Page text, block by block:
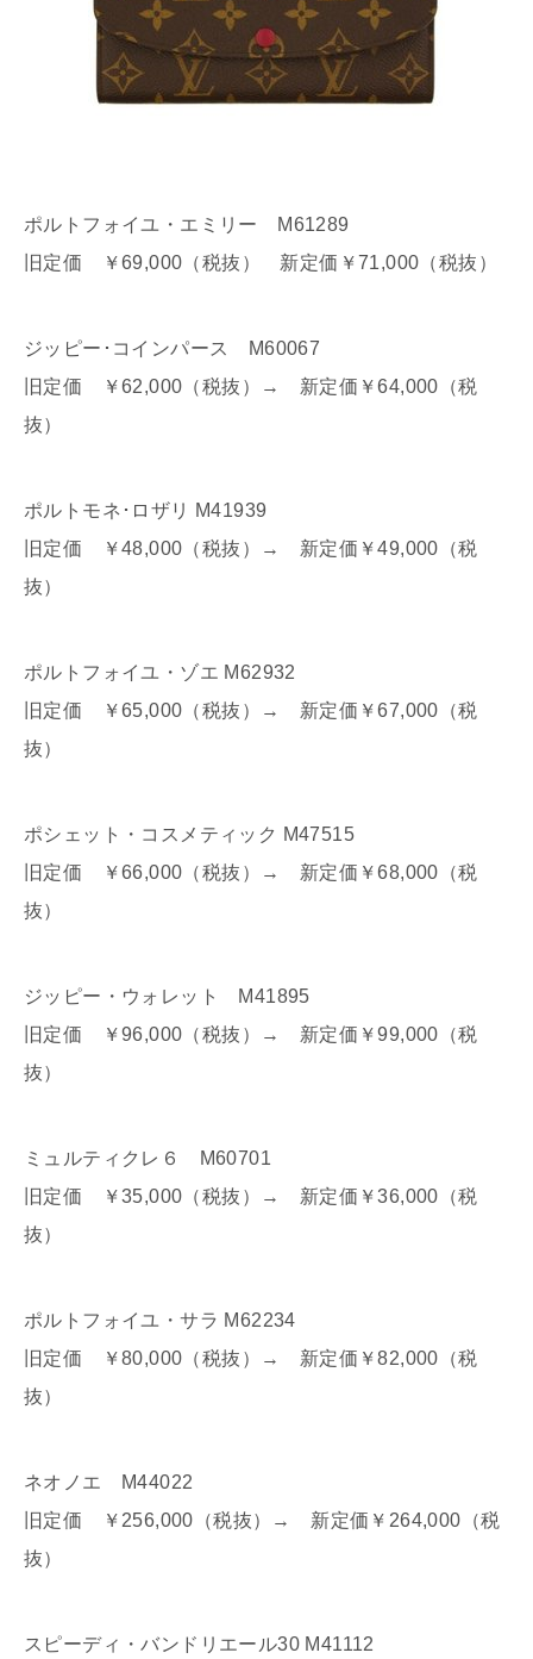
ポルトフォイユ・エミリー M61289
旧定価 ￥69,000（税抜） 新定価￥71,000（税抜）
ジッピー･コインパース M60067
旧定価 ￥62,000（税抜）→ 新定価￥64,000（税
抜）
ポルトモネ･ロザリ M41939
旧定価 ￥48,000（税抜）→ 新定価￥49,000（税
抜）
ポルトフォイユ・ゾエ M62932
旧定価 ￥65,000（税抜）→ 新定価￥67,000（税
抜）
ポシェット・コスメティック M47515
旧定価 ￥66,000（税抜）→ 新定価￥68,000（税
抜）
ジッピー・ウォレット M41895
旧定価 ￥96,000（税抜）→ 新定価￥99,000（税
抜）
ミュルティクレ６ M60701
旧定価 ￥35,000（税抜）→ 新定価￥36,000（税
抜）
ポルトフォイユ・サラ M62234
旧定価 ￥80,000（税抜）→ 新定価￥82,000（税
抜）
ネオノエ M44022
旧定価 ￥256,000（税抜）→ 新定価￥264,000（税
抜）
スピーディ・バンドリエール30 M41112